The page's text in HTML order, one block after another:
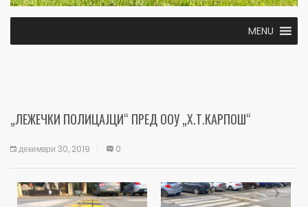
MENU
„ЛЕЖЕЧКИ ПОЛИЦАЈЦИ“ ПРЕД ООУ „Х.Т.КАРПОШ“
декември 30, 2019 0